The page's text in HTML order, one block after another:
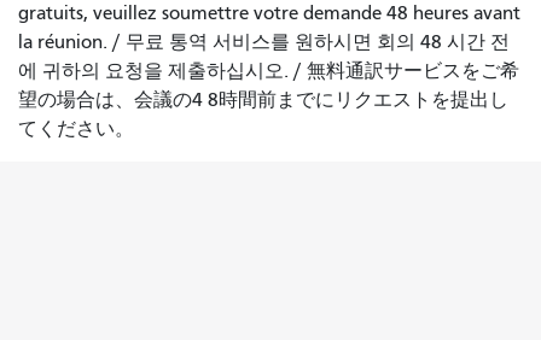
gratuits, veuillez soumettre votre demande 48 heures avant
la réunion. / 무료 통역 서비스를 원하시면 회의 48 시간 전
에 귀하의 요청을 제출하십시오. / 無料通訳サービスをご希
望の場合は、会議の4 8時間前までにリクエストを提出し
てください。